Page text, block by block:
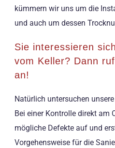
kümmern wir uns um die
und auch um dessen
Sie interessieren
vom Keller? Dann
an!
Natürlich untersuchen
Bei einer Kontrolle direkt am
mögliche Defekte auf und
Vorgehensweise für die